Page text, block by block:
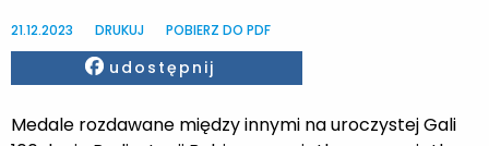
21.12.2023 DRUKUJ POBIERZ DO PDF
Facebook
udostępnij
Medale rozdawane między innymi na uroczystej Gali